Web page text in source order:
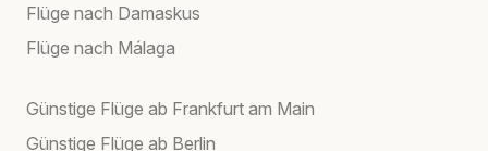
Flüge nach Damaskus
Flüge nach Málaga
Günstige Flüge ab Frankfurt am Main
Günstige Flüge ab Berlin